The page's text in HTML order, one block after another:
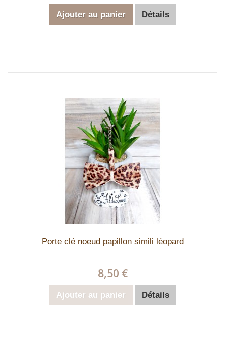
Ajouter au panier Détails
Porte clé noeud papillon simili léopard
8,50 €
Ajouter au panier Détails